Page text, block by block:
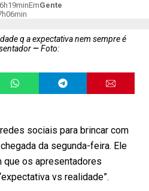
EmGente
q a expectativa nem sempre é
Foto:
sociais para brincar com
da segunda-feira. Ele
que os apresentadores
vs realidade”.